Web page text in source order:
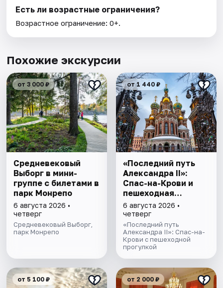
Есть ли возрастные ограничения?
Возрастное ограничение: 0+.
Похожие экскурсии
от 3 000 ₽
Cредневековый
Выборг в мини-
группе c билетами в
парк Монрепо
6 августа 2026 •
четверг
Средневековый Выборг,
парк Монрепо
от 1 440 ₽
«Последний путь
Александра II»:
Спас-на-Крови и
пешеходная
прогулка
6 августа 2026 •
четверг
«Последний путь
Александра II»: Спас-на-
Крови с пешеходной
прогулкой
от 5 100 ₽ от 2 000 ₽